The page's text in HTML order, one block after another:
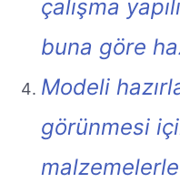
çalışma
buna göre
Modeli
görünmesi